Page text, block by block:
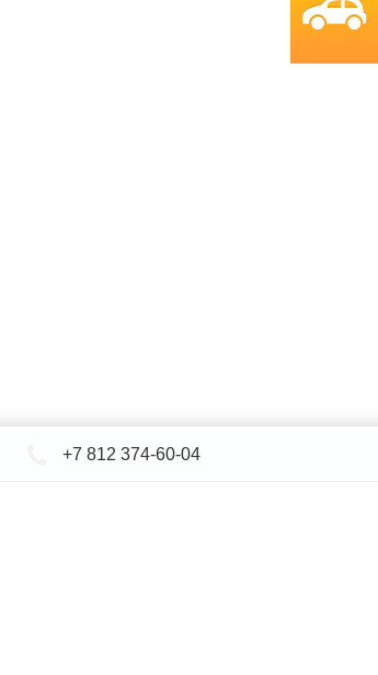
+7 812 374-60-04